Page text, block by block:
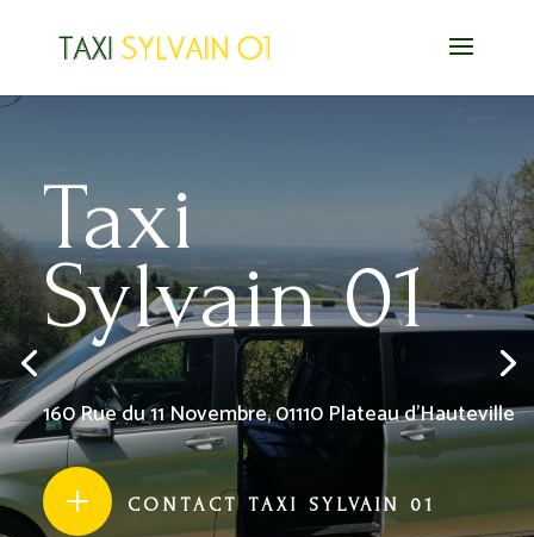
Taxi
Sylvain 01
160 Rue du 11 Novembre, 01110 Plateau d’Hauteville
L CONTACT TAXI SYLVAIN 01